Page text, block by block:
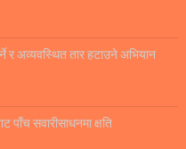
र अव्यवस्थित तार हटाउने अभियान
पाँच सवारीसाधनमा क्षति